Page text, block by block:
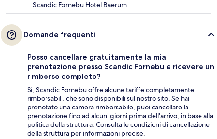
Scandic Fornebu Hotel Baerum
Domande frequenti
Posso cancellare gratuitamente la mia
prenotazione presso Scandic Fornebu e ricevere un
rimborso completo?
Sì, Scandic Fornebu offre alcune tariffe completamente
rimborsabili, che sono disponibili sul nostro sito. Se hai
prenotato una camera rimborsabile, puoi cancellare la
prenotazione fino ad alcuni giorni prima dell'arrivo, in base alla
politica della struttura. Consulta le condizioni di cancellazione
della struttura per informazioni precise.